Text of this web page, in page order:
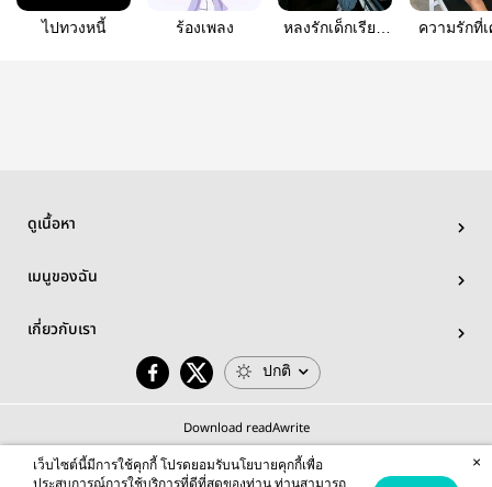
ไปทวงหนี้ ร้องเพลง
หลงรักเด็กเรียน
ความรักที่
ดูเนื้อหา
เมนูของฉัน
เกี่ยวกับเรา
ปกติ
Download readAwrite
เว็บไซต์นี้มีการใช้คุกกี้ โปรดยอมรับนโยบายคุกกี้เพื่อ
ประสบการณ์การใช้บริการที่ดีที่สุดของท่าน ท่านสามารถ
×